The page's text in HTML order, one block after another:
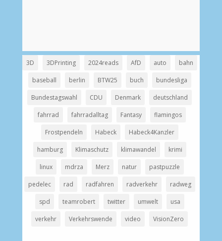
3D 3DPrinting 2024reads AfD auto bahn
baseball berlin BTW25 buch bundesliga
Bundestagswahl CDU Denmark deutschland
fahrrad fahrradalltag Fantasy flamingos
Frostpendeln Habeck Habeck4Kanzler
hamburg Klimaschutz klimawandel krimi
linux mdrza Merz natur pastpuzzle
pedelec rad radfahren radverkehr radweg
spd teamrobert twitter umwelt usa
verkehr Verkehrswende video VisionZero